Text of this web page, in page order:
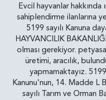
Evcil hayvanlar
sahiplendirme ilanlarına
5199 sayılı Kanuna
HAYVANCILIK
olması gerekiyor.
üretimi, aracılık,
yapmamaktayız.
Kanunu'nun, 14. Madde L
sayılı Tarım ve Orman